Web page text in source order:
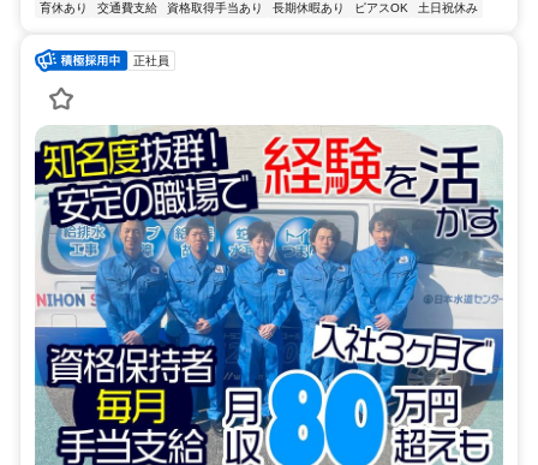
育休あり
交通費支給 資格取得手当あり 長期休暇あり ピアスOK 土日祝休み
正社員